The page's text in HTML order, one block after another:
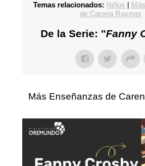
Temas relacionados: Niños |
de Carena Raymer
De la Serie: "Fanny
Más Enseñanzas de